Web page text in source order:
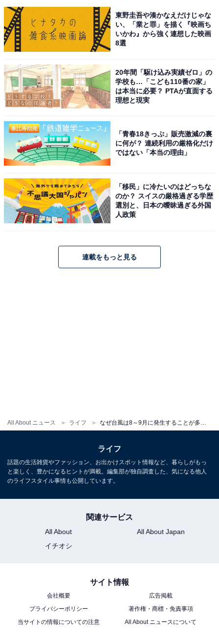
All About ニュース ライフ
台風は自力ではほとんど動けず、
て移動する
そして台風は自分の力ではほとんど動けず、周辺の風に
生した台風は、その周辺で吹く東寄りの風に流されて西
へ西へと進んでいきます。フィリピンやベトナムの方に
進んでいくので、日本にはあまり近づかないんですね。
風に流されて西へ進んでいく
夏になりますと日本の南で太平洋高気圧が張り出しを強
そして、日本の近くで吹く偏西風に流されて東へカーブ
して本州付近に進んでくることが多くなってくるんで
す。
偏西風に流されて日本の本州付近に進んでくる
東野圭吾や湊かなえだけじゃな
い、「業と罪」を描く『映画ち
いかわ』から強く連想した映画
8選
20年間「駆け込み実績ゼロ」の
学校も…「こども110番の家」
は本当に必要？ PTAが直面する
理想と現実
「青春18きっぷ」販売激減の裏
に何が？ 連続利用の厳格化だけ
ではない「本当の理由」
「移民」に冷たいのはどっちな
のか？ スイスの厳格過ぎる学歴
選別と、日本の曖昧過ぎる外国
人政策
連載をもっと見る
ライフ
話題の生活雑貨やファッション、お出かけスポット情報など、暮らしがもっ
と楽しく、豊かになるヒントが満載。編集部が独自調査した、気になる他人
のライフスタイル事情も公開しています。
関連サービス
All About
All About Japan
イチオシ
サイト情報
会社概要
広告掲載
プライバシーポリシー
著作権・商標・免責事項
当サイトの情報についての注意
All About ニュースについて